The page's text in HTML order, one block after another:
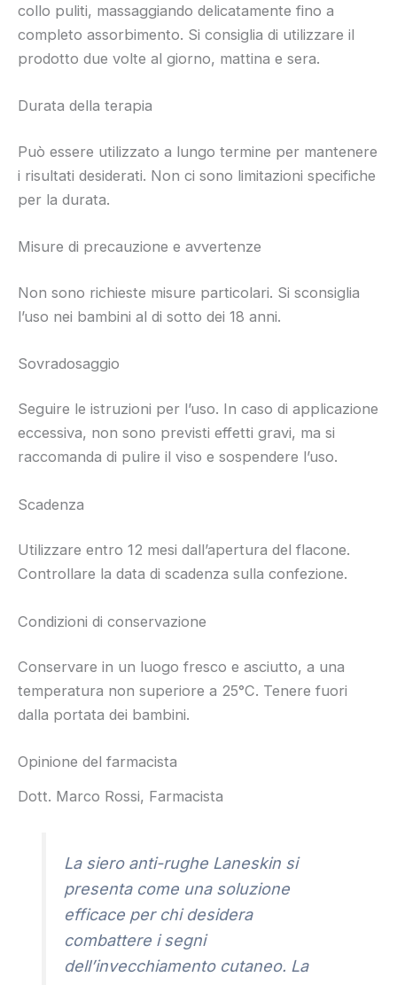
collo puliti, massaggiando delicatamente fino a
completo assorbimento. Si consiglia di utilizzare il
prodotto due volte al giorno, mattina e sera.
Durata della terapia
Può essere utilizzato a lungo termine per mantenere
i risultati desiderati. Non ci sono limitazioni specifiche
per la durata.
Misure di precauzione e avvertenze
Non sono richieste misure particolari. Si sconsiglia
l’uso nei bambini al di sotto dei 18 anni.
Sovradosaggio
Seguire le istruzioni per l’uso. In caso di applicazione
eccessiva, non sono previsti effetti gravi, ma si
raccomanda di pulire il viso e sospendere l’uso.
Scadenza
Utilizzare entro 12 mesi dall’apertura del flacone.
Controllare la data di scadenza sulla confezione.
Condizioni di conservazione
Conservare in un luogo fresco e asciutto, a una
temperatura non superiore a 25°C. Tenere fuori
dalla portata dei bambini.
Opinione del farmacista
Dott. Marco Rossi, Farmacista
La siero anti-rughe Laneskin si
presenta come una soluzione
efficace per chi desidera
combattere i segni
dell’invecchiamento cutaneo. La